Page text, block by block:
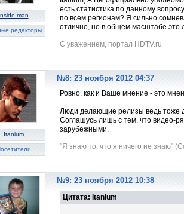
man
редакторы
есть статистика по данному
по всем регионам? Я сильно
отлично, но в общем масштабе это
C уважением, портал HDTV.ru
Itanium
№8: 23 ноября 2012 04:37
Ровно, как и Ваше мнение - это
Люди делающие релизы ведь тоже
Соглашусь лишь с тем, что видео-
зарубежными.
"Я знаю то, что я ничего не знаю"
№9: 23 ноября 2012 10:38
Цитата: Itanium